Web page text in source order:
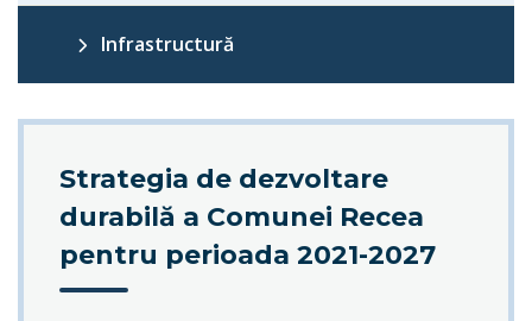
Infrastructură
Strategia de dezvoltare
durabilă a Comunei Recea
pentru perioada 2021-2027